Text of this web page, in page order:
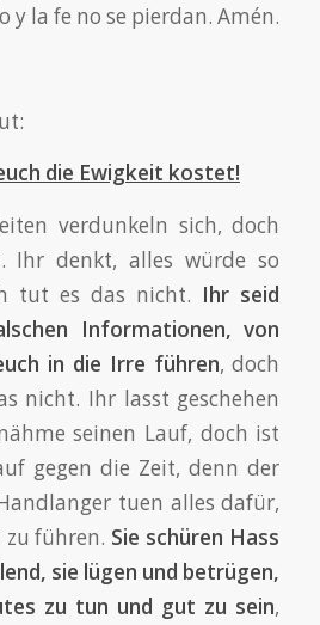
y la fe no se pierdan. Amén.
die Ewigkeit kostet!
verdunkeln sich, doch
Ihr denkt, alles würde so
tut es das nicht. Ihr seid
Informationen, von
in die Irre führen, doch
nicht. Ihr lasst geschehen
seinen Lauf, doch ist
gegen die Zeit, denn der
tuen alles dafür,
führen. Sie schüren Hass
sie lügen und betrügen,
zu tun und gut zu sein,